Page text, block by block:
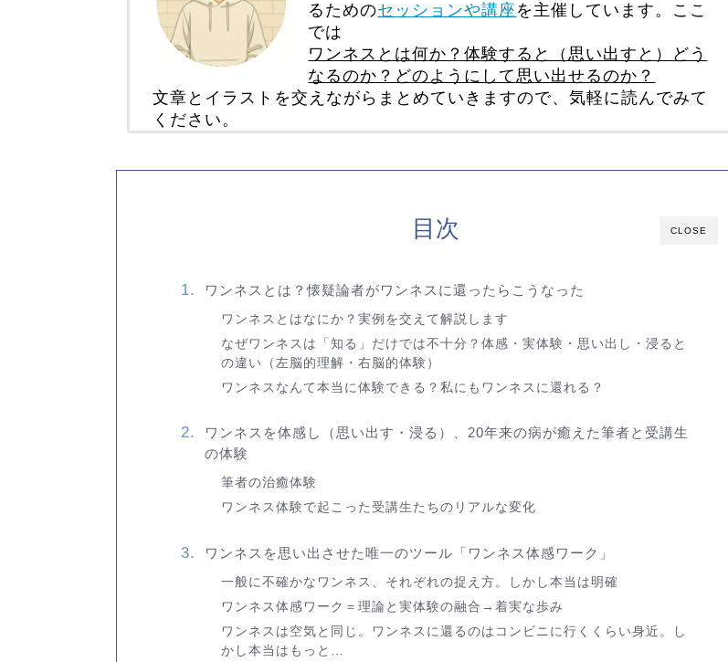
るためのセッションや講座 を主催しています。ここ
では
ワンネスとは何か？体験すると（思い出すと）どう
なるのか？どのようにして思い出せるのか？
文章とイラストを交えながらまとめていきますので、気軽に読んでみて
ください。
CLOSE
目次
ワンネスとは？懐疑論者がワンネスに還ったらこうなった
ワンネスとはなにか？実例を交えて解説します
なぜワンネスは「知る」だけでは不十分？体感・実体験・思い出し・浸ると
の違い（左脳的理解・右脳的体験）
ワンネスなんて本当に体験できる？私にもワンネスに還れる？
ワンネスを体感し（思い出す・浸る）、20年来の病が癒えた筆者と受講生
の体験
筆者の治癒体験
ワンネス体験で起こった受講生たちのリアルな変化
ワンネスを思い出させた唯一のツール「ワンネス体感ワーク」
一般に不確かなワンネス、それぞれの捉え方。しかし本当は明確
ワンネス体感ワーク＝理論と実体験の融合→着実な歩み
ワンネスは空気と同じ。ワンネスに還るのはコンビニに行くくらい身近。し
かし本当はもっと…